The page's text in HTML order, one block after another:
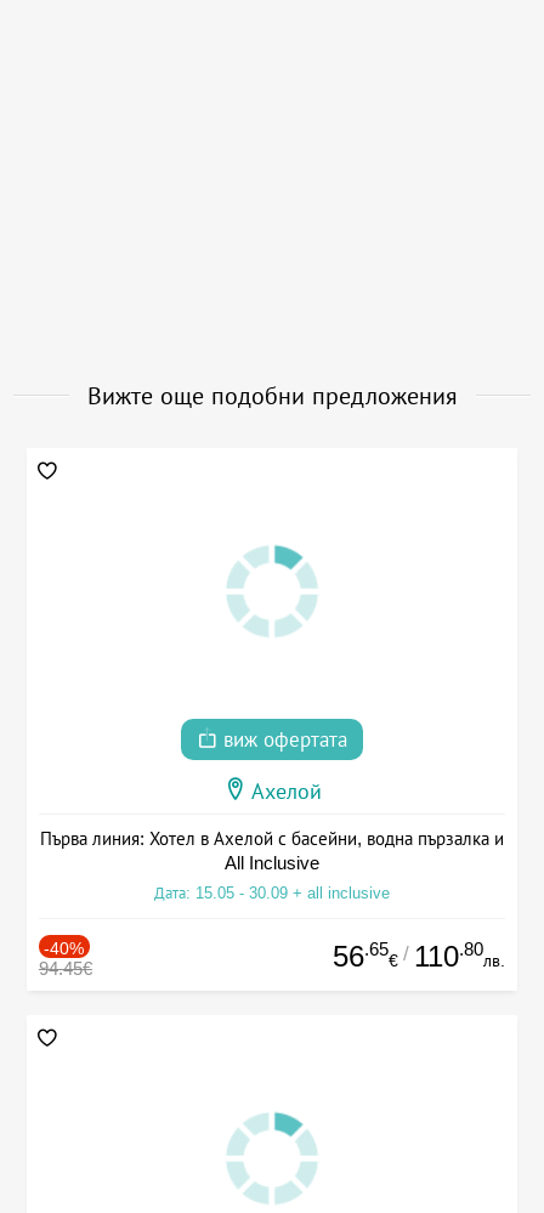
Вижте още подобни предложения
виж офертата
Ахелой
Първа линия: Хотел в Ахелой с басейни, водна пързалка и
All Inclusive
Дата: 15.05 - 30.09 + all inclusive
-40%
94.45€ 56.65
€ / 110.80
лв.